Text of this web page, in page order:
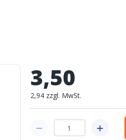
3,50
2,94 zzgl. MwSt.